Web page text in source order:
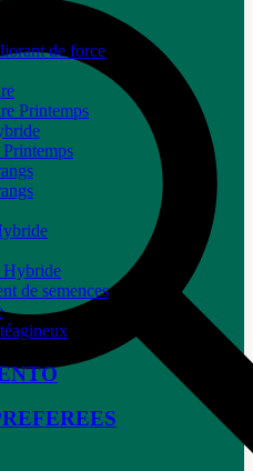
de force
Printemps
Hybride
de semences